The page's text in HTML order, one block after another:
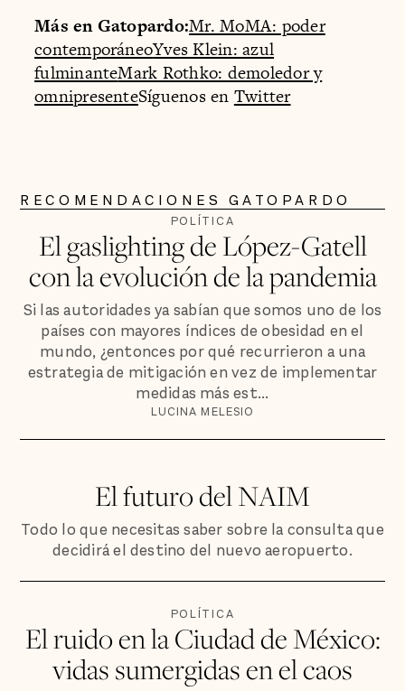
Más en Gatopardo:Mr. MoMA: poder
contemporáneoYves Klein: azul
fulminanteMark Rothko: demoledor y
omnipresenteSíguenos en Twitter
RECOMENDACIONES GATOPARDO
POLÍTICA
El gaslighting de López-Gatell
con la evolución de la pandemia
Si las autoridades ya sabían que somos uno de los
países con mayores índices de obesidad en el
mundo, ¿entonces por qué recurrieron a una
estrategia de mitigación en vez de implementar
medidas más est...
LUCINA MELESIO
El futuro del NAIM
Todo lo que necesitas saber sobre la consulta que
decidirá el destino del nuevo aeropuerto.
POLÍTICA
El ruido en la Ciudad de México:
vidas sumergidas en el caos